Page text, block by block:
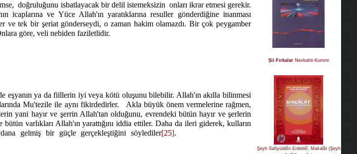
doğruluğunu isbatlayacak bir delil istemeksizin onları ikrar etmesi gerekir.
icaplarına ve Yüce Allah'ın yaratıklarına resuller gönderdiğine inanması
ve tek bir şeriat gönderseydi, o zaman hakim olamazdı. Bir çok peygamber
göre, veli nebiden faziletlidir.
eşyanın ya da fiillerin iyi veya kötü oluşunu bilebilir. Allah'ın akılla bilinmesi
Mu'tezile ile aynı fikirdedirler.
Akla büyük önem vermelerine rağmen,
yani hayır ve şerrin Allah'tan olduğunu, evrendeki bütün hayır ve şerlerin
varlıkları Allah'ın yarattığını iddia ettiler. Daha da ileri giderek, kulların
gelmiş bir güçle gerçekleştiğini söylediler[25].
Şii Fırkalar Nevbahti-Kummi
Şeyh Safiyüddîn Erdebilî, Makalât (Şeyh